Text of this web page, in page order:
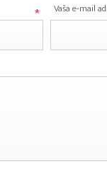
* Vaša e-mail